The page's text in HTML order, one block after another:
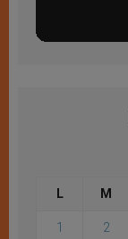
L M
1 2